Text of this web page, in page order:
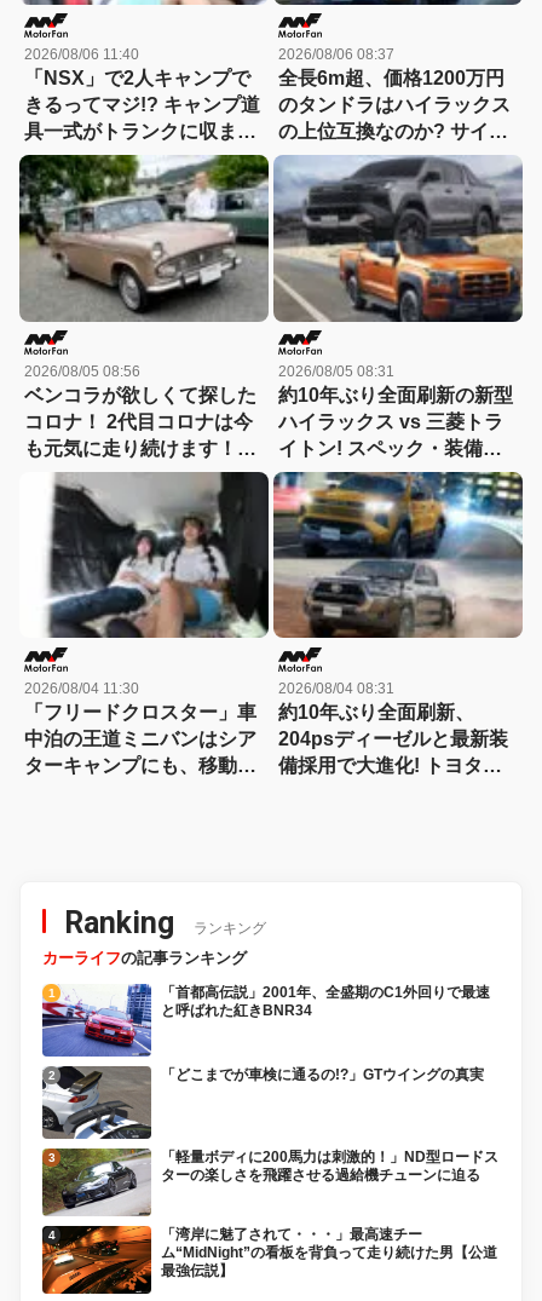
2026/08/06 11:40
「NSX」で2人キャンプで
きるってマジ!? キャンプ道
具一式がトランクに収まっ
た！「シビックRS」なら
車中泊もできる【Hondaキ
ャンプ】
2026/08/06 08:37
全長6m超、価格1200万円
のタンドラはハイラックス
の上位互換なのか? サイ
ズ・装備・走り・価格を徹
底比較して分かった決定的
な違い 【新型ハイラックス
徹底比較】
2026/08/05 08:56
ベンコラが欲しくて探した
コロナ！ 2代目コロナは今
も元気に走り続けます！
【花見の里で感謝の集いや
ります！】
2026/08/05 08:31
約10年ぶり全面刷新の新型
ハイラックス vs 三菱トラ
イトン! スペック・装備・
価格を比較、勝った点/惜し
い点を徹底検証! 【新型ハ
イラックス 徹底比較】
2026/08/04 11:30
「フリードクロスター」車
中泊の王道ミニバンはシア
ターキャンプにも、移動オ
2026/08/04 08:31
約10年ぶり全面刷新、
204psディーゼルと最新装
備採用で大進化! トヨタ新
Ranking ランキング
カーライフの記事ランキング
「首都高伝説」2001年、全盛期のC1外回りで最速
と呼ばれた紅きBNR34
「どこまでが車検に通るの!?」GTウイングの真実
「軽量ボディに200馬力は刺激的！」ND型ロードス
ターの楽しさを飛躍させる過給機チューンに迫る
「湾岸に魅了されて・・・」最高速チー
ム“MidNight”の看板を背負って走り続けた男【公道
最強伝説】